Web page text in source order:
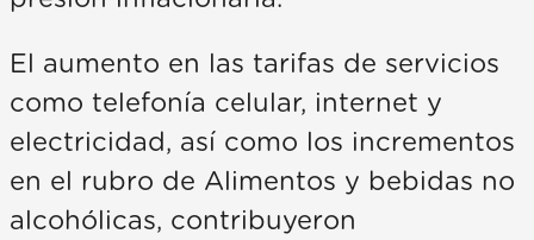
El aumento en las tarifas de servicios
como telefonía celular, internet y
electricidad, así como los incrementos
en el rubro de Alimentos y bebidas no
alcohólicas, contribuyeron